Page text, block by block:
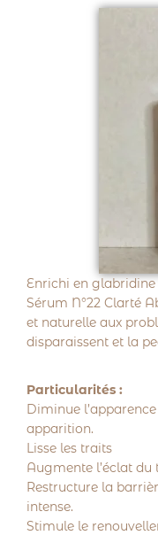
Enrichi en
Sérum N°22 Clarté
et naturelle aux
disparaissent et la
Particularités :
Diminue
apparition.
Lisse les traits
Augmente l’éclat du
Restructure la
intense.
Stimule le